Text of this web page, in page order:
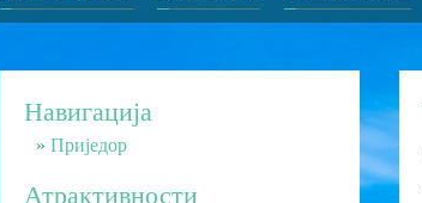
Навигација
Приједор
Атрактивности